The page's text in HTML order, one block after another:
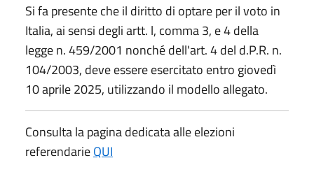
Si fa presente che il diritto di optare per il voto in
Italia, ai sensi degli artt. l, comma 3, e 4 della
legge n. 459/2001 nonché dell'art. 4 del d.P.R. n.
104/2003, deve essere esercitato entro giovedì
10 aprile 2025, utilizzando il modello allegato.
Consulta la pagina dedicata alle elezioni
referendarieQUI